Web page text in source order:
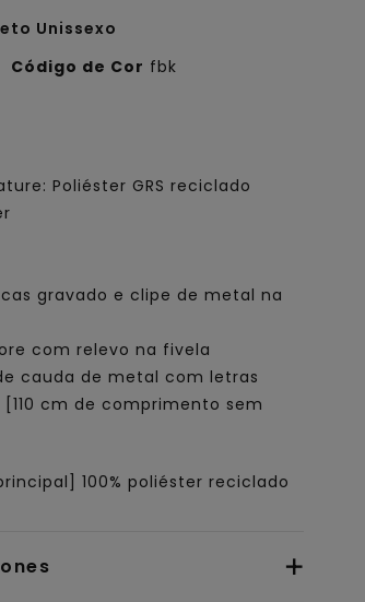
Unissexo
Código de Cor fbk
Poliéster GRS reciclado
gravado e clipe de metal na
com relevo na fivela
cauda de metal com letras
cm de comprimento sem
100% poliéster reciclado